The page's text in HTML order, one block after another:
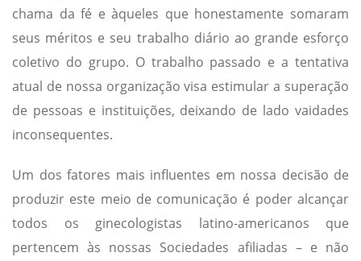
chama da fé e àqueles que honestamente somaram
seus méritos e seu trabalho diário ao grande esforço
coletivo do grupo. O trabalho passado e a tentativa
atual de nossa organização visa estimular a superação
de pessoas e instituições, deixando de lado vaidades
inconsequentes.
Um dos fatores mais influentes em nossa decisão de
produzir este meio de comunicação é poder alcançar
todos os ginecologistas latino-americanos que
pertencem às nossas Sociedades afiliadas – e não